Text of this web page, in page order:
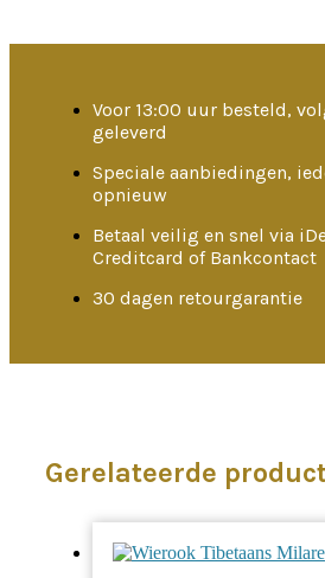
Voor 13:00 uur besteld,
geleverd
Speciale aanbiedingen,
opnieuw
Betaal veilig en snel via
Creditcard of Bankcontact
30 dagen retourgarantie
Gerelateerde